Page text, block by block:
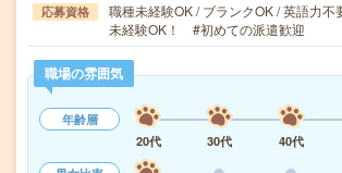
応募資格
職種未経験OK / ブランクOK / 英語力不
未経験OK！ #初めての派遣歓迎
職場の雰囲気
年齢層
20代
30代 40代